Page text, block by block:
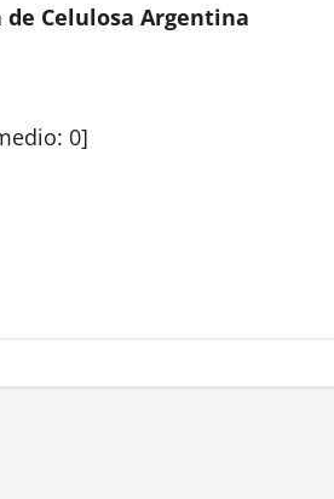
de Celulosa Argentina
: 0]